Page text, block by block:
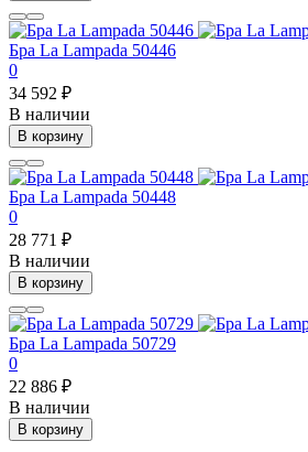
Бра La Lampada 50446
0
34 592 ₽
В наличии
В корзину
Бра La Lampada 50448
0
28 771 ₽
В наличии
В корзину
Бра La Lampada 50729
0
22 886 ₽
В наличии
В корзину